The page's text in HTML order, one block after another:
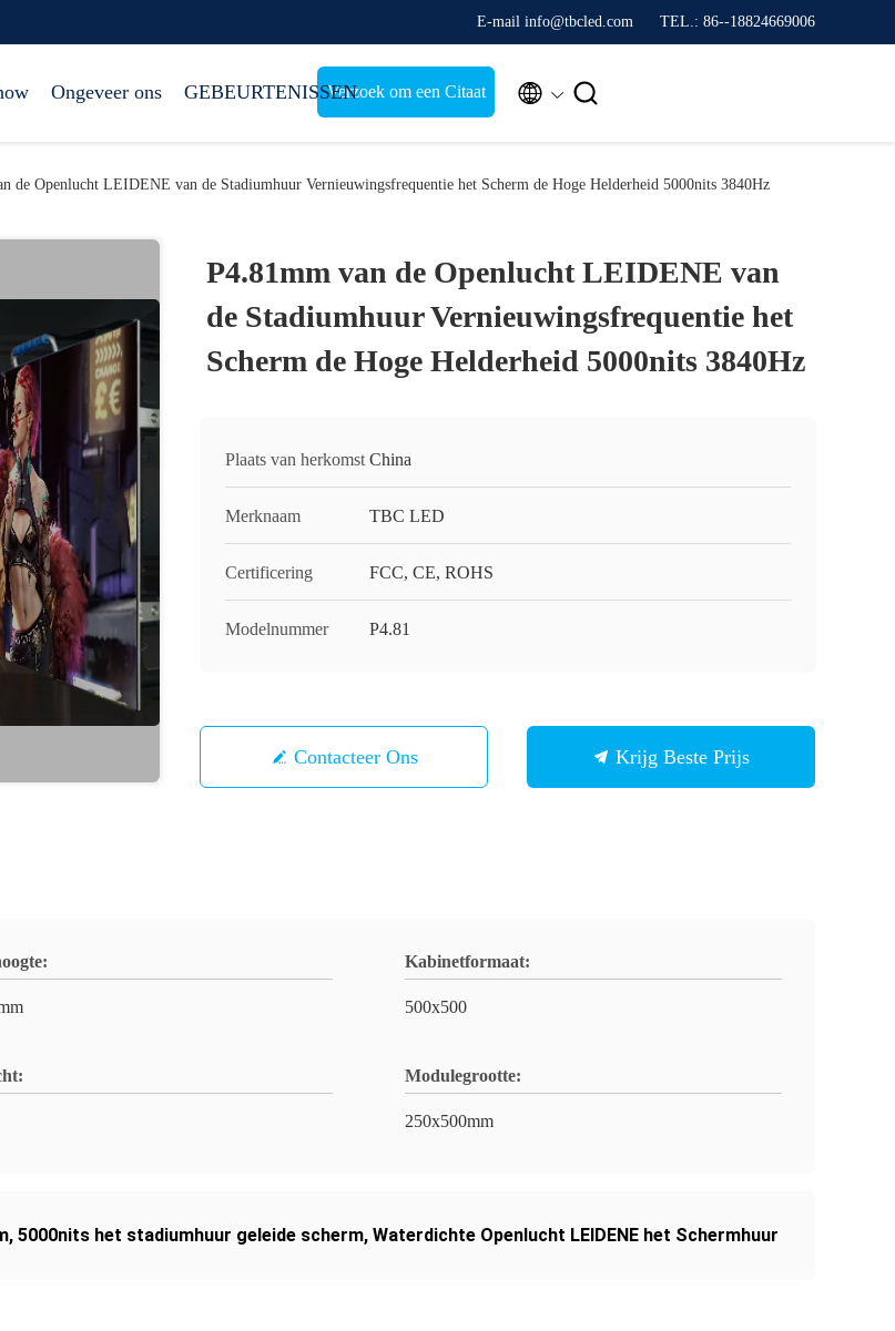
E-mail info@tbcled.com TEL.: 86--18824669006
Ongeveer ons GEBEURTENISSENVerzoek om een Citaat  
de Openlucht LEIDENE van de Stadiumhuur Vernieuwingsfrequentie het Scherm de Hoge Helderheid 5000nits 3840Hz
P4.81mm van de Openlucht LEIDENE van
de Stadiumhuur Vernieuwingsfrequentie het
Scherm de Hoge Helderheid 5000nits 3840Hz
Plaats van herkomst China
Merknaam TBC LED
Certificering FCC, CE, ROHS
Modelnummer P4.81
Contacteer Ons Krijg Beste Prijs
Kabinetformaat:
500x500
Modulegrootte:
250x500mm
, 5000nits het stadiumhuur geleide scherm, Waterdichte Openlucht LEIDENE het Schermhuur